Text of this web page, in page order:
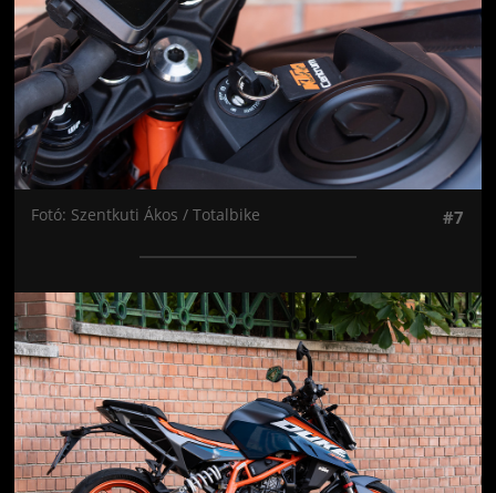
Fotó: Szentkuti Ákos / Totalbike #7
Jön még kép!